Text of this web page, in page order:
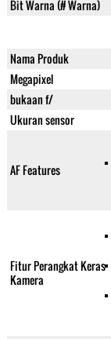
Bit Warna (# Warna)
Nama Produk
Megapixel
bukaan f/
Ukuran sensor
AF Features
Fitur Perangkat Keras
Kamera